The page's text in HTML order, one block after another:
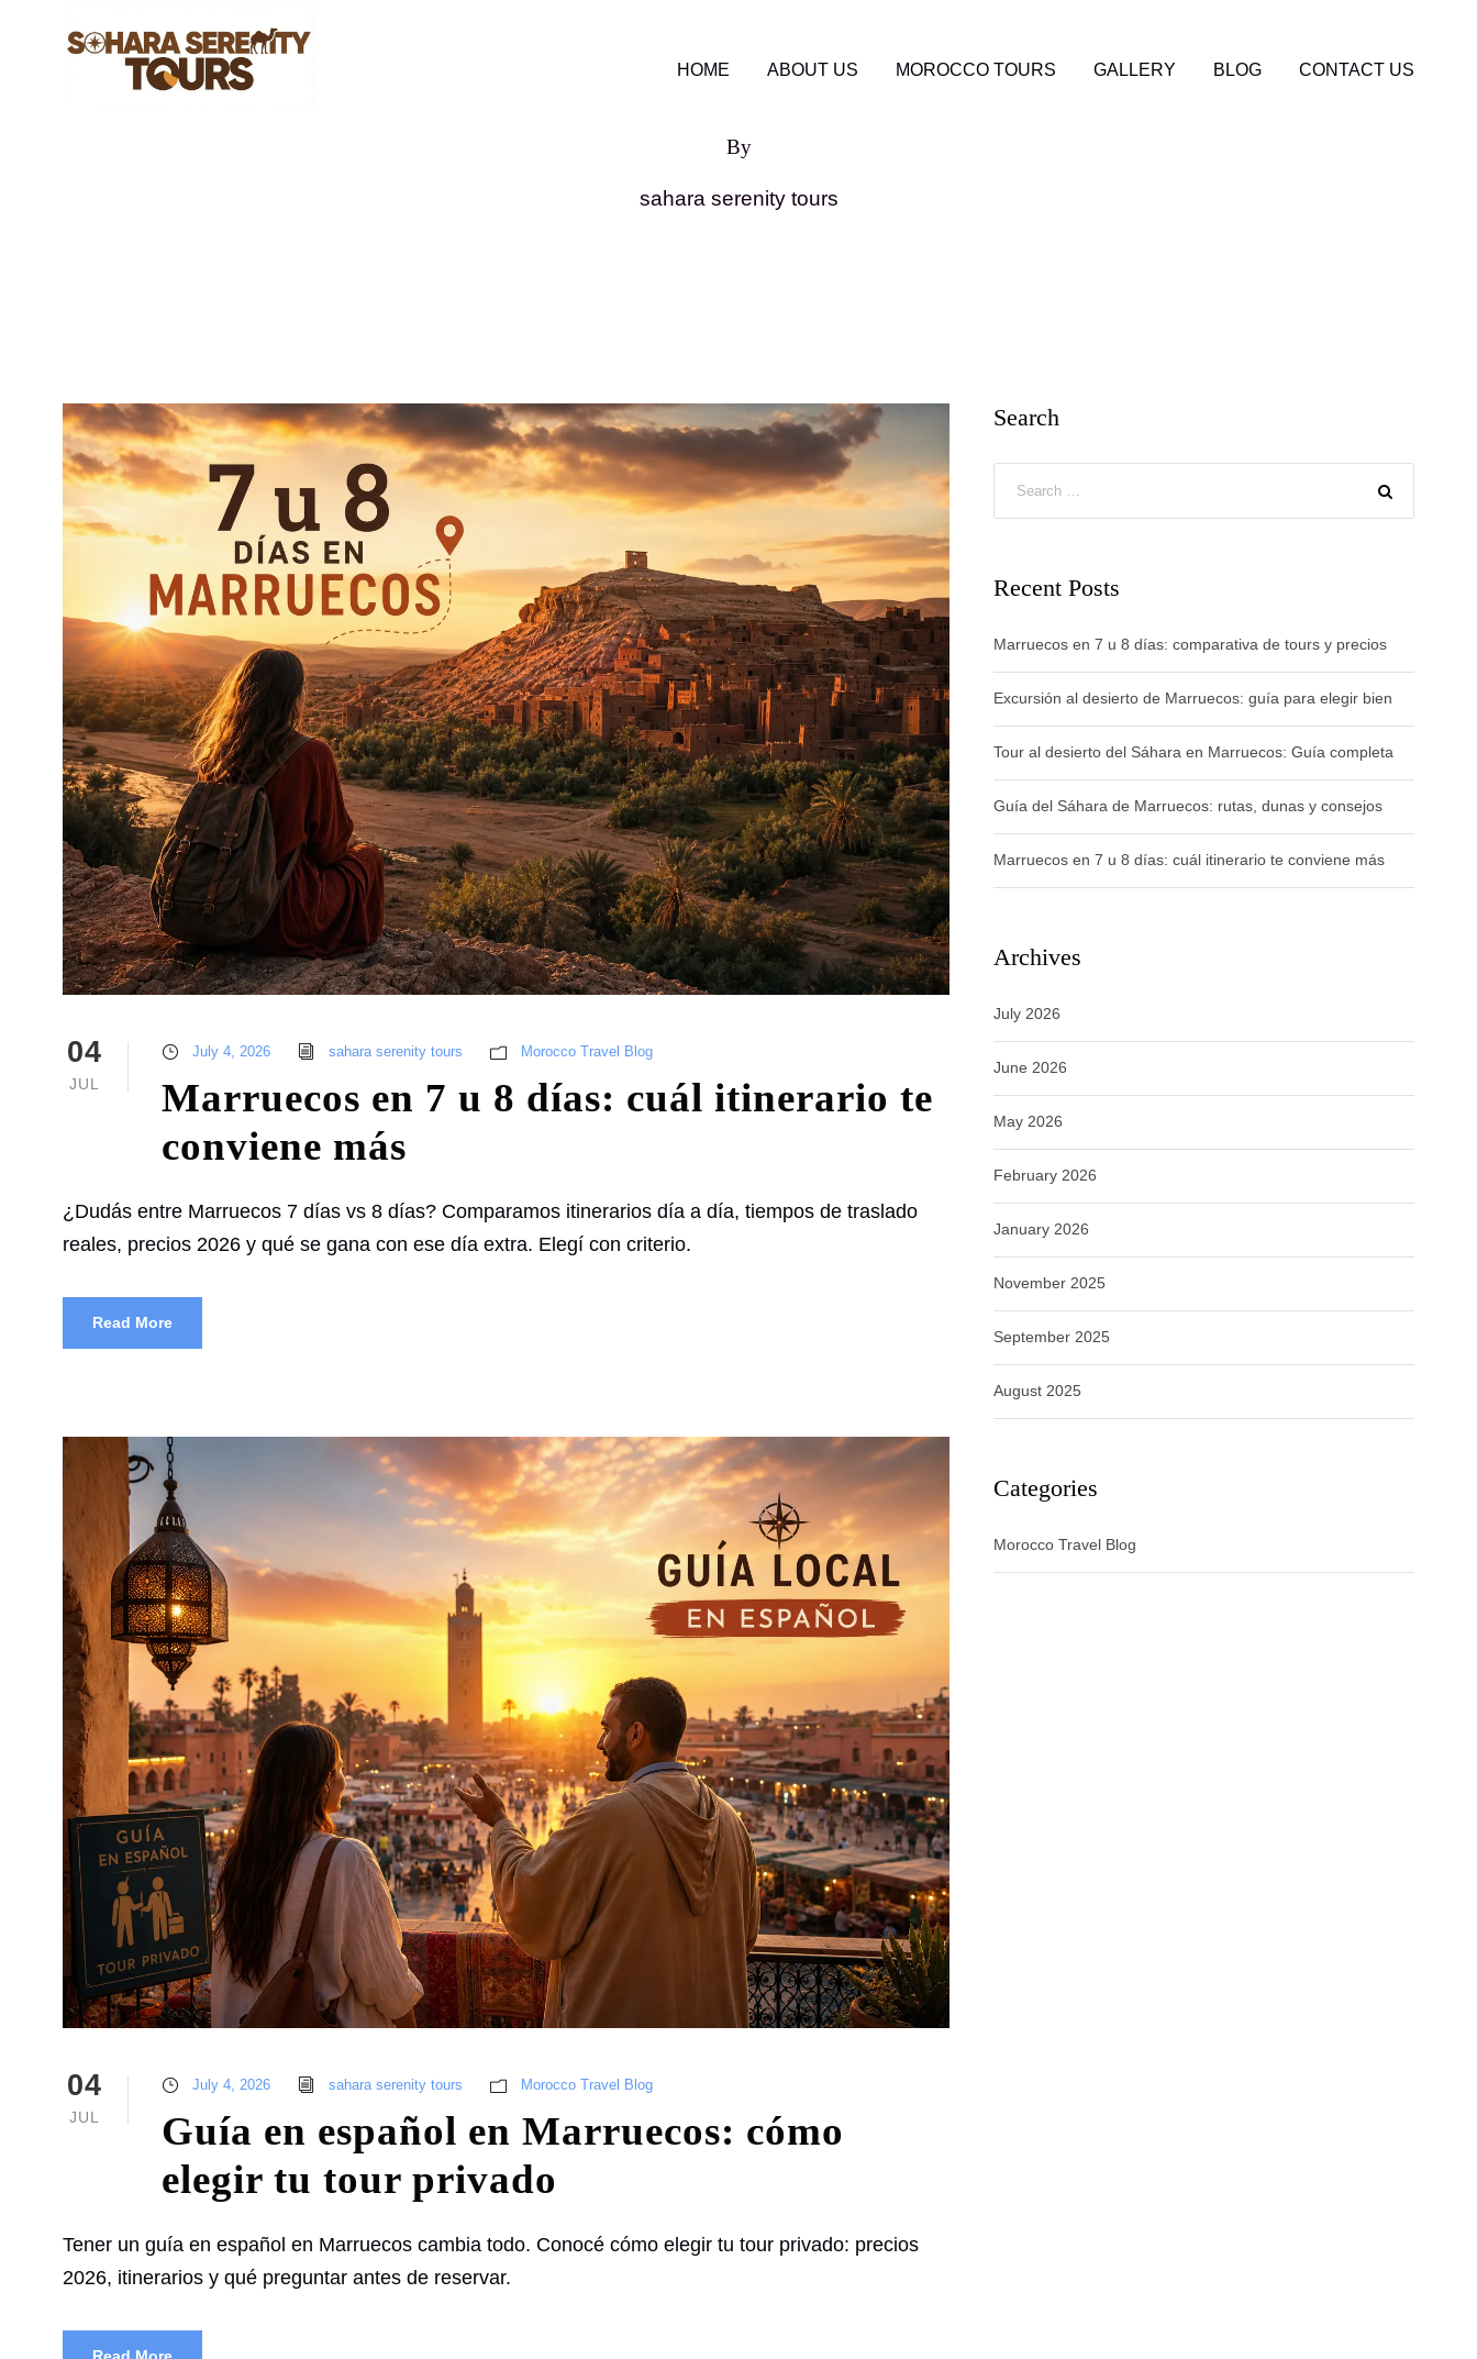
HOME ABOUT US MOROCCO TOURS GALLERY BLOG CONTACT US
By
sahara serenity tours
04
JUL
July 4, 2026 sahara serenity tours Morocco Travel Blog
Marruecos en 7 u 8 días: cuál itinerario te
conviene más
¿Dudás entre Marruecos 7 días vs 8 días? Comparamos itinerarios día a día, tiempos de traslado
reales, precios 2026 y qué se gana con ese día extra. Elegí con criterio.
Read More
04
JUL
July 4, 2026 sahara serenity tours Morocco Travel Blog
Guía en español en Marruecos: cómo
elegir tu tour privado
Tener un guía en español en Marruecos cambia todo. Conocé cómo elegir tu tour privado: precios
2026, itinerarios y qué preguntar antes de reservar.
Read More
Search
Recent Posts
Marruecos en 7 u 8 días: comparativa de tours y precios
Excursión al desierto de Marruecos: guía para elegir bien
Tour al desierto del Sáhara en Marruecos: Guía completa
Guía del Sáhara de Marruecos: rutas, dunas y consejos
Marruecos en 7 u 8 días: cuál itinerario te conviene más
Archives
July 2026
June 2026
May 2026
February 2026
January 2026
November 2025
September 2025
August 2025
Categories
Morocco Travel Blog